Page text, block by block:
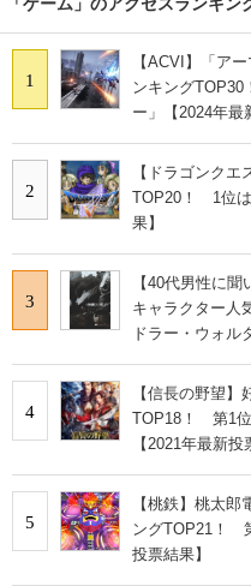
1
【ACVI】「ア
ンキング
ー」【2024年最
2
【ドラゴンク
TOP20！ 1位は
果】
3
【40代男性に
キャラクター人
ドラー・ウォル
4
【信長の野望
TOP18！ 第1
【2021年最新投
5
【桃鉄】桃太
ングTOP21！
投票結果】